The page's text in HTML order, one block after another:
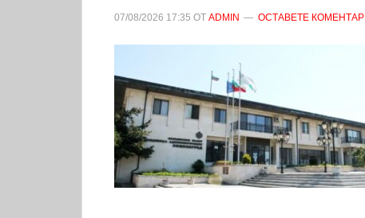
07/08/2026 17:35 ОТ ADMIN ОСТАВЕТЕ КОМЕНТАР